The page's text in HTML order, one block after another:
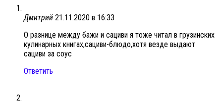
Дмитрий 21.11.2020 в 16:33
О разнице между бажи и сациви я тоже читал в грузинских
кулинарных книгах,сациви-блюдо,хотя везде выдают
сациви за соус
Ответить